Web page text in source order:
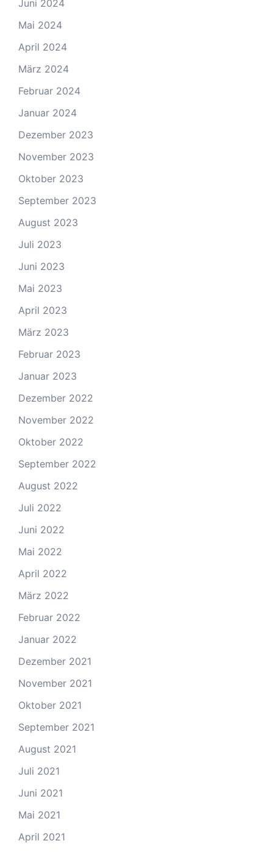
Juni 2024
Mai 2024
April 2024
März 2024
Februar 2024
Januar 2024
Dezember 2023
November 2023
Oktober 2023
September 2023
August 2023
Juli 2023
Juni 2023
Mai 2023
April 2023
März 2023
Februar 2023
Januar 2023
Dezember 2022
November 2022
Oktober 2022
September 2022
August 2022
Juli 2022
Juni 2022
Mai 2022
April 2022
März 2022
Februar 2022
Januar 2022
Dezember 2021
November 2021
Oktober 2021
September 2021
August 2021
Juli 2021
Juni 2021
Mai 2021
April 2021